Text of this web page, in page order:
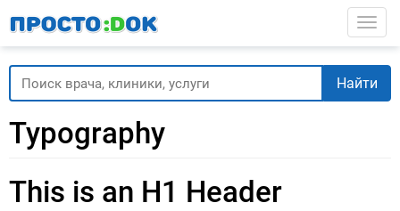
содержанию
Найти
Typography
This is an H1 Header